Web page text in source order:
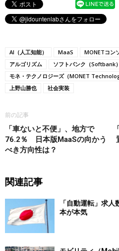
AI（人工知能） MaaS MONETコン
アルゴリズム
ソフトバンク（Softbank）
モネ・テクノロジーズ（MONET
上野山勝也
社会実装
前の記事
「車ないと不便」、地方で
76.2％ 日本版MaaSの向かう
べき方向性は？
関連記事
「自動運転」求
本が本気